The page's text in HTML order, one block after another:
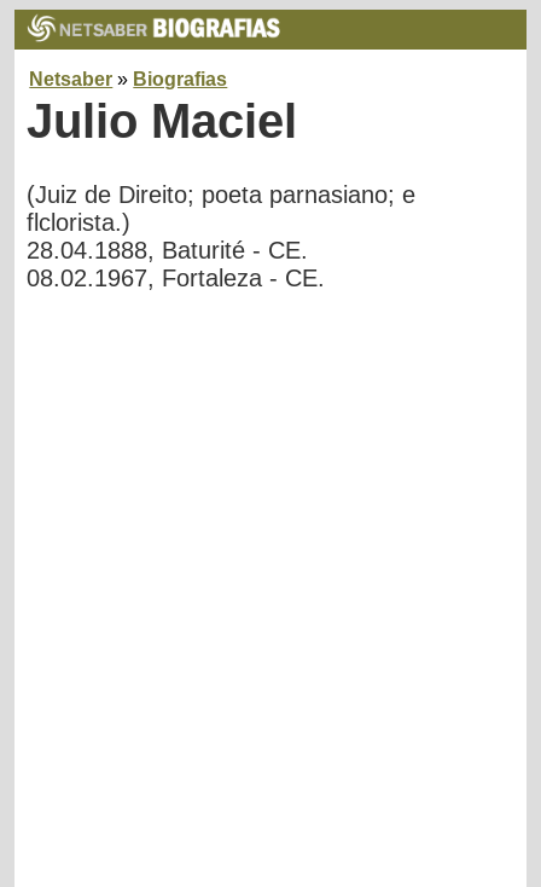
Netsaber » Biografias
Julio Maciel
(Juiz de Direito; poeta parnasiano; e
flclorista.)
28.04.1888, Baturité - CE.
08.02.1967, Fortaleza - CE.